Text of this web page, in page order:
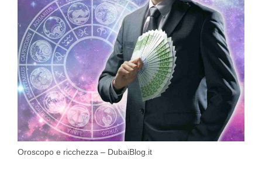
Oroscopo e ricchezza – DubaiBlog.it